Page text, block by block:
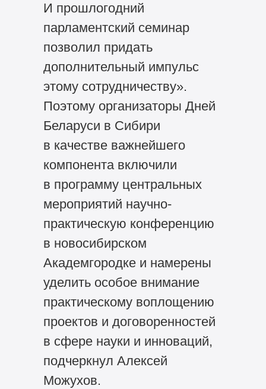
И прошлогодний
парламентский семинар
позволил придать
дополнительный импульс
этому сотрудничеству».
Поэтому организаторы Дней
Беларуси в Сибири
в качестве важнейшего
компонента включили
в программу центральных
мероприятий научно-
практическую конференцию
в новосибирском
Академгородке и намерены
уделить особое внимание
практическому воплощению
проектов и договоренностей
в сфере науки и инноваций,
подчеркнул Алексей
Можухов.